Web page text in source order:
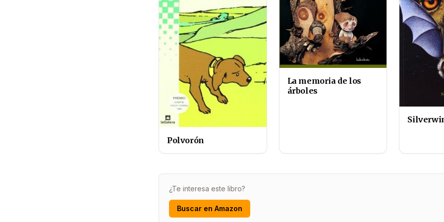
Polvorón
La memoria de los
árboles
¿Te interesa este libro?
Buscar en Amazon